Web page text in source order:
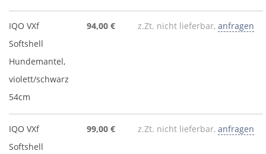
IQO VXf
Softshell
Hundemantel,
violett/schwarz
54cm
94,00 € z.Zt. nicht lieferbar, anfragen
IQO VXf
Softshell
99,00 € z.Zt. nicht lieferbar, anfragen